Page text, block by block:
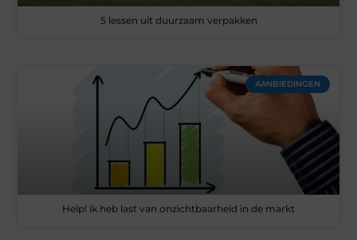
5 lessen uit duurzaam verpakken
AANBIEDINGEN
Help! ik heb last van onzichtbaarheid in de markt